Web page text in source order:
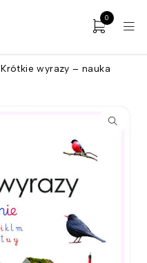
0
Krótkie wyrazy – nauka